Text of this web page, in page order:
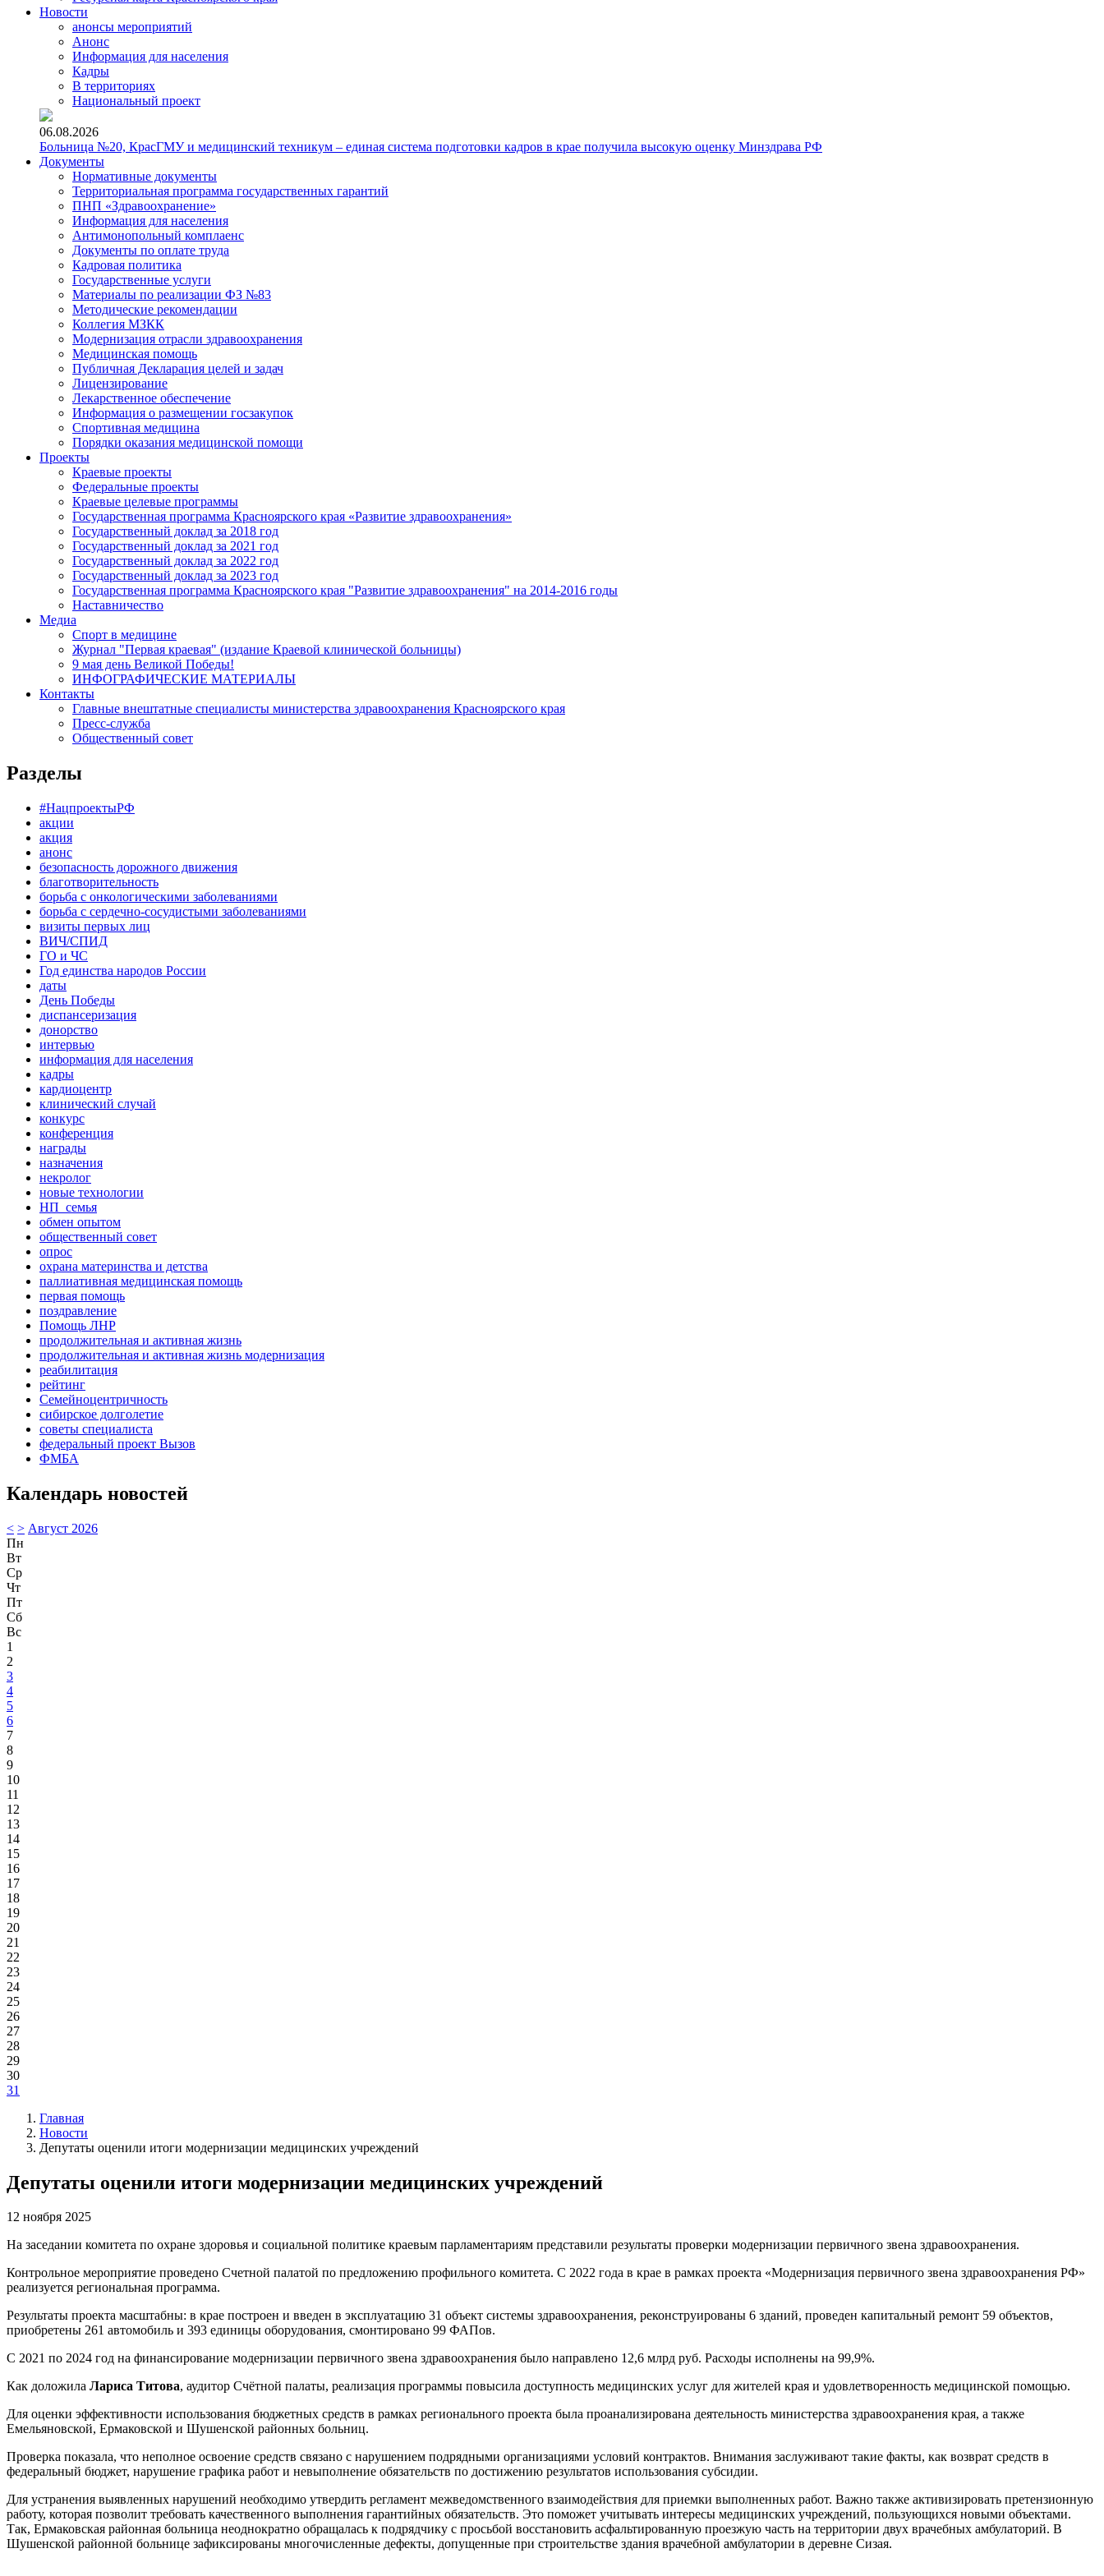
Новости
анонсы мероприятий
Анонс
Информация для населения
Кадры
В территориях
Национальный проект
06.08.2026
Больница №20, КрасГМУ и медицинский техникум – единая система подготовки кадров в крае получила высокую оценку Минздрава РФ
Документы
Нормативные документы
Территориальная программа государственных гарантий
ПНП «Здравоохранение»
Информация для населения
Антимонопольный комплаенс
Документы по оплате труда
Кадровая политика
Государственные услуги
Материалы по реализации ФЗ №83
Методические рекомендации
Коллегия МЗКК
Модернизация отрасли здравоохранения
Медицинская помощь
Публичная Декларация целей и задач
Лицензирование
Лекарственное обеспечение
Информация о размещении госзакупок
Спортивная медицина
Порядки оказания медицинской помощи
Проекты
Краевые проекты
Федеральные проекты
Краевые целевые программы
Государственная программа Красноярского края «Развитие здравоохранения»
Государственный доклад за 2018 год
Государственный доклад за 2021 год
Государственный доклад за 2022 год
Государственный доклад за 2023 год
Государственная программа Красноярского края "Развитие здравоохранения" на 2014-2016 годы
Наставничество
Медиа
Спорт в медицине
Журнал "Первая краевая" (издание Краевой клинической больницы)
9 мая день Великой Победы!
ИНФОГРАФИЧЕСКИЕ МАТЕРИАЛЫ
Контакты
Главные внештатные специалисты министерства здравоохранения Красноярского края
Пресс-служба
Общественный совет
Разделы
#НацпроектыРФ
акции
акция
анонс
безопасность дорожного движения
благотворительность
борьба с онкологическими заболеваниями
борьба с сердечно-сосудистыми заболеваниями
визиты первых лиц
ВИЧ/СПИД
ГО и ЧС
Год единства народов России
даты
День Победы
диспансеризация
донорство
интервью
информация для населения
кадры
кардиоцентр
клинический случай
конкурс
конференция
награды
назначения
некролог
новые технологии
НП_семья
обмен опытом
общественный совет
опрос
охрана материнства и детства
паллиативная медицинская помощь
первая помощь
поздравление
Помощь ЛНР
продолжительная и активная жизнь
продолжительная и активная жизнь модернизация
реабилитация
рейтинг
Семейноцентричность
сибирское долголетие
советы специалиста
федеральный проект Вызов
ФМБА
Календарь новостей
< > Август 2026
Пн
Вт
Ср
Чт
Пт
Сб
Вс
1
2
3
4
5
6
7
8
9
10
11
12
13
14
15
16
17
18
19
20
21
22
23
24
25
26
27
28
29
30
31
Главная
Новости
Депутаты оценили итоги модернизации медицинских учреждений
Депутаты оценили итоги модернизации медицинских учреждений
12 ноября 2025
На заседании комитета по охране здоровья и социальной политике краевым парламентариям представили результаты проверки модернизации первичного звена здравоохранения.
Контрольное мероприятие проведено Счетной палатой по предложению профильного комитета. С 2022 года в крае в рамках проекта «Модернизация первичного звена здравоохранения РФ»
реализуется региональная программа.
Результаты проекта масштабны: в крае построен и введен в эксплуатацию 31 объект системы здравоохранения, реконструированы 6 зданий, проведен капитальный ремонт 59 объектов,
приобретены 261 автомобиль и 393 единицы оборудования, смонтировано 99 ФАПов.
С 2021 по 2024 год на финансирование модернизации первичного звена здравоохранения было направлено 12,6 млрд руб. Расходы исполнены на 99,9%.
Как доложила Лариса Титова, аудитор Счётной палаты, реализация программы повысила доступность медицинских услуг для жителей края и удовлетворенность медицинской помощью.
Для оценки эффективности использования бюджетных средств в рамках регионального проекта была проанализирована деятельность министерства здравоохранения края, а также
Емельяновской, Ермаковской и Шушенской районных больниц.
Проверка показала, что неполное освоение средств связано с нарушением подрядными организациями условий контрактов. Внимания заслуживают такие факты, как возврат средств в
федеральный бюджет, нарушение графика работ и невыполнение обязательств по достижению результатов использования субсидии.
Для устранения выявленных нарушений необходимо утвердить регламент межведомственного взаимодействия для приемки выполненных работ. Важно также активизировать претензионную
работу, которая позволит требовать качественного выполнения гарантийных обязательств. Это поможет учитывать интересы медицинских учреждений, пользующихся новыми объектами.
Так, Ермаковская районная больница неоднократно обращалась к подрядчику с просьбой восстановить асфальтированную проезжую часть на территории двух врачебных амбулаторий. В
Шушенской районной больнице зафиксированы многочисленные дефекты, допущенные при строительстве здания врачебной амбулатории в деревне Сизая.